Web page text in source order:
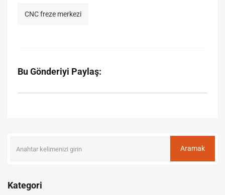
CNC freze merkezi
Bu Gönderiyi Paylaş:
Aramak
Kategori